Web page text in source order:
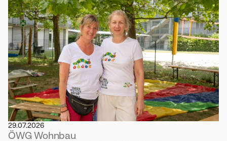
29.07.2026
ÖWG Wohnbau